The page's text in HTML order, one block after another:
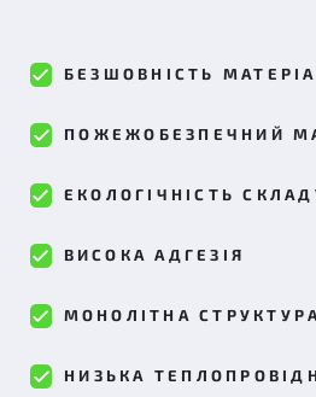
БЕЗШОВНІСТЬ
ПОЖЕЖОБЕЗПЕЧНИЙ
ЕКОЛОГІЧНІСТЬ
ВИСОКА АДГЕЗІЯ
МОНОЛІТНА СТРУКТУРА
НИЗЬКА